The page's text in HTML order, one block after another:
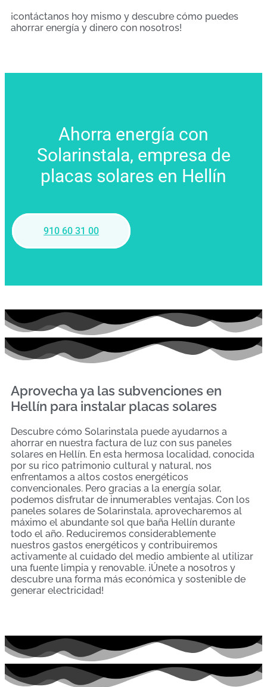
¡contáctanos hoy mismo y descubre cómo puedes
ahorrar energía y dinero con nosotros!
Ahorra energía con
Solarinstala, empresa de
placas solares en Hellín
910 60 31 00
Aprovecha ya las subvenciones en
Hellín para instalar placas solares
Descubre cómo Solarinstala puede ayudarnos a
ahorrar en nuestra factura de luz con sus paneles
solares en Hellín. En esta hermosa localidad, conocida
por su rico patrimonio cultural y natural, nos
enfrentamos a altos costos energéticos
convencionales. Pero gracias a la energía solar,
podemos disfrutar de innumerables ventajas. Con los
paneles solares de Solarinstala, aprovecharemos al
máximo el abundante sol que baña Hellín durante
todo el año. Reduciremos considerablemente
nuestros gastos energéticos y contribuiremos
activamente al cuidado del medio ambiente al utilizar
una fuente limpia y renovable. ¡Únete a nosotros y
descubre una forma más económica y sostenible de
generar electricidad!